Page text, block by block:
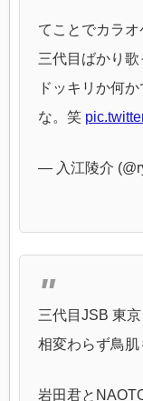
てことでカラオ
三代目ばかり歌
ドッキリか何
な。笑
— 入江陵介
三代目JSB 東京
相変わらず鳥肌
岩田君と